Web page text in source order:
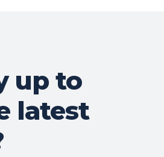
up to
latest